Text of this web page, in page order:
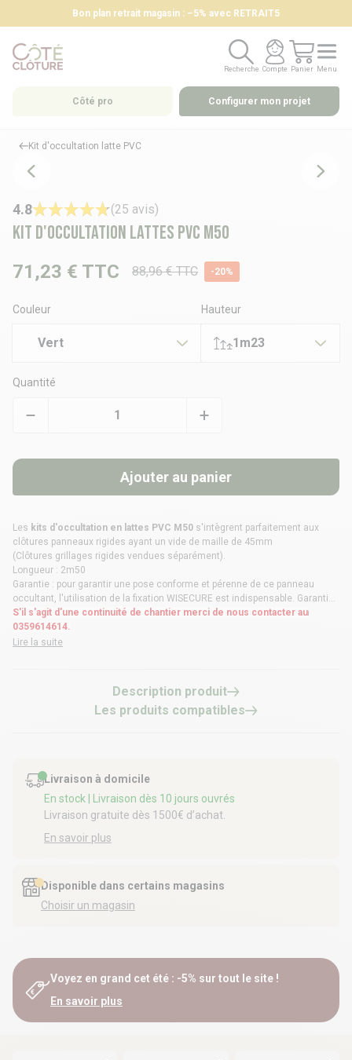
Bon plan retrait magasin : –5% avec RETRAIT5
Recherche
Recherche
Compte
Compte
Panier
Panier
Menu
Menu
Côté pro Configurer mon projet
Kit d'occultation latte PVC
Kit d'occultation lattes PVC M50
4.8 (25 avis)
71,23 € TTC 88,96 € TTC -20%
Couleur
Vert
Hauteur
1m23
Quantité
Ajouter au panier
Les kits d'occultation en lattes PVC M50 s'intègrent parfaitement aux
clôtures panneaux rigides ayant un vide de maille de 45mm
(Clôtures grillages rigides vendues séparément).
Longueur : 2m50
Garantie : pour garantir une pose conforme et pérenne de ce panneau
occultant, l'utilisation de la fixation WISECURE est indispensable. Garantie
uniquement applicable en cas de pose du panneau avec une fixation
WISECURE.
S'il s'agit d'une continuité de chantier merci de nous contacter au
0359614614.
Lire la suite
Description produit
Les produits compatibles
Livraison à domicile
En stock
| Livraison dès 10 jours ouvrés
Livraison gratuite dès 1500€ d’achat.
En savoir plus
Disponible dans certains magasins
Choisir un magasin
Voyez en grand cet été : -5% sur tout le site !
En savoir plus